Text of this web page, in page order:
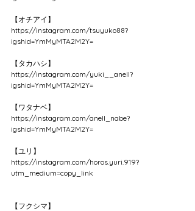
【オチアイ】
https://instagram.com/tsuyuko88?
igshid=YmMyMTA2M2Y=
【タカハシ】
https://instagram.com/yuki__anell?
igshid=YmMyMTA2M2Y=
【ワタナベ】
https://instagram.com/anell_nabe?
igshid=YmMyMTA2M2Y=
【ユリ】
https://instagram.com/horos.yuri.919?
utm_medium=copy_link
【フクシマ】